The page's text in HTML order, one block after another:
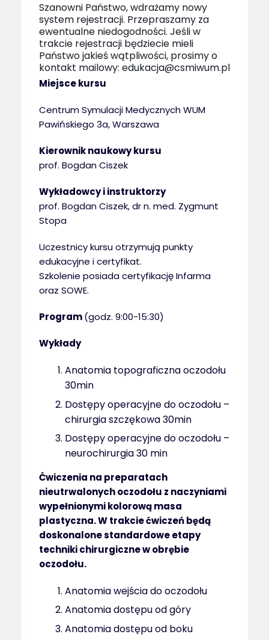
Szanowni Państwo, wdrażamy nowy
system rejestracji. Przepraszamy za
ewentualne niedogodności. Jeśli w
trakcie rejestracji będziecie mieli
Państwo jakieś wątpliwości, prosimy o
kontakt mailowy: edukacja@csmiwum.pl
Miejsce kursu
Centrum Symulacji Medycznych WUM
Pawińskiego 3a, Warszawa
Kierownik naukowy kursu
prof. Bogdan Ciszek
Wykładowcy i instruktorzy
prof. Bogdan Ciszek, dr n. med. Zygmunt
Stopa
Uczestnicy kursu otrzymują punkty
edukacyjne i certyfikat.
Szkolenie posiada certyfikację Infarma
oraz SOWE.
Program(godz. 9:00-15:30)
Wykłady
Anatomia topograficzna oczodołu
30min
Dostępy operacyjne do oczodołu –
chirurgia szczękowa 30min
Dostępy operacyjne do oczodołu –
neurochirurgia 30 min
Ćwiczenia na preparatach
nieutrwalonych oczodołu z naczyniami
wypełnionymi kolorową masa
plastyczna. W trakcie ćwiczeń będą
doskonalone standardowe etapy
techniki chirurgiczne w obrębie
oczodołu.
Anatomia wejścia do oczodołu
Anatomia dostępu od góry
Anatomia dostępu od boku